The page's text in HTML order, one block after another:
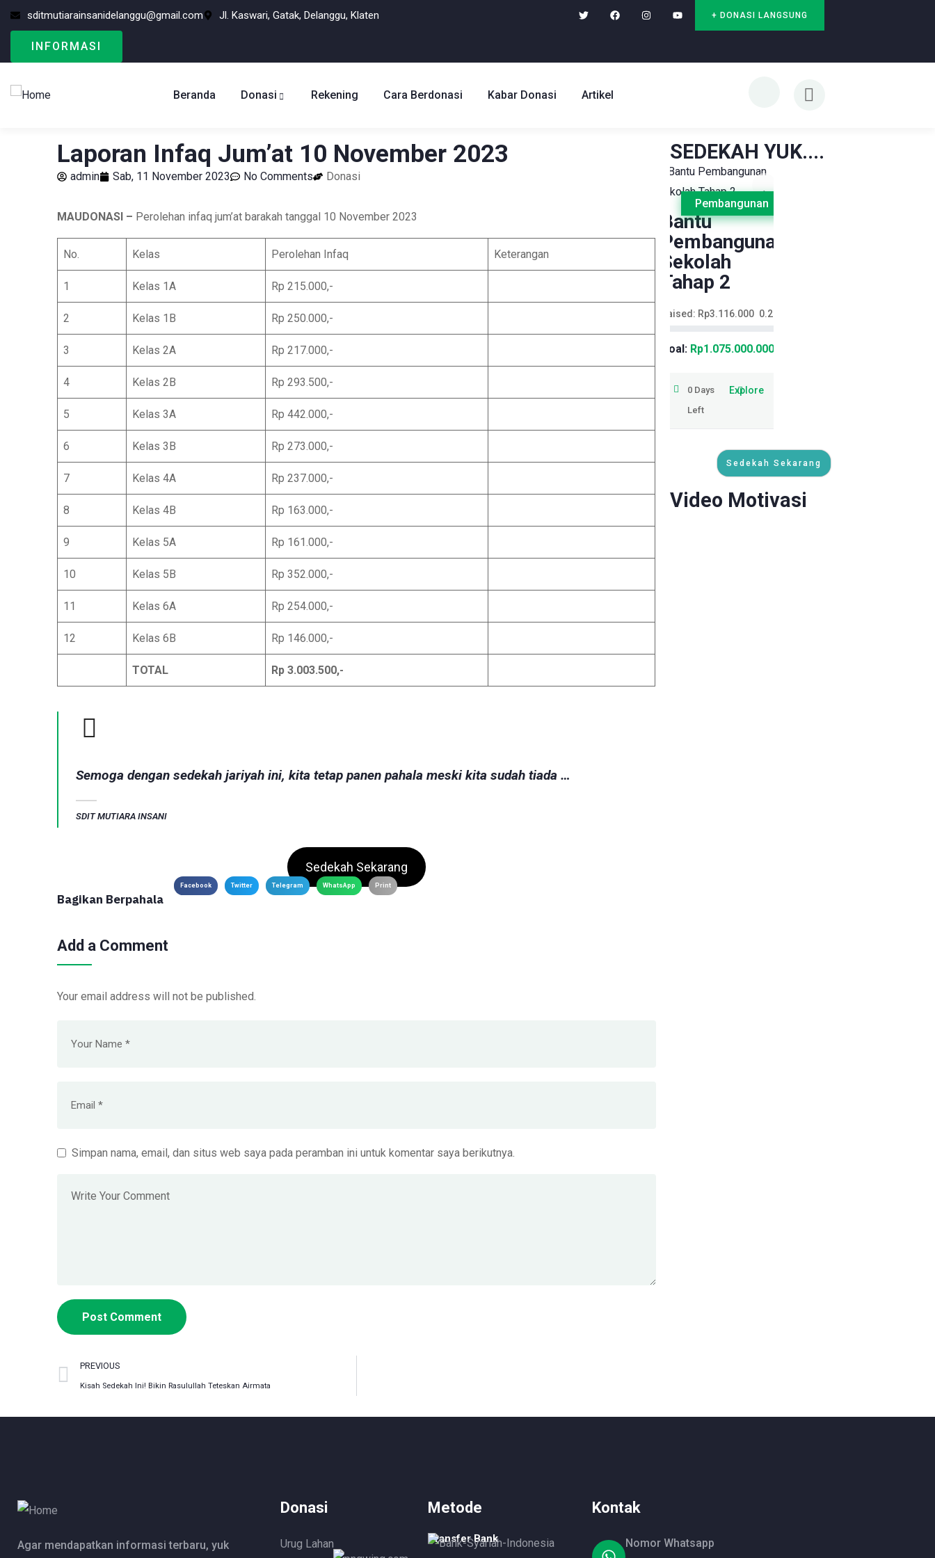
sditmutiarainsanidelanggu@gmail.com Jl. Kaswari, Gatak, Delanggu, Klaten + DONASI LANGSUNG
INFORMASI
Beranda Donasi Rekening Cara Berdonasi Kabar Donasi Artikel
Laporan Infaq Jum’at 10 November 2023
admin Sab, 11 November 2023 No Comments Donasi
MAUDONASI – Perolehan infaq jum’at barakah tanggal 10 November 2023
No. Kelas Perolehan Infaq Keterangan
1 Kelas 1A Rp 215.000,-
2 Kelas 1B Rp 250.000,-
3 Kelas 2A Rp 217.000,-
4 Kelas 2B Rp 293.500,-
5 Kelas 3A Rp 442.000,-
6 Kelas 3B Rp 273.000,-
7 Kelas 4A Rp 237.000,-
8 Kelas 4B Rp 163.000,-
9 Kelas 5A Rp 161.000,-
10 Kelas 5B Rp 352.000,-
11 Kelas 6A Rp 254.000,-
12 Kelas 6B Rp 146.000,-
TOTAL Rp 3.003.500,-
Semoga dengan sedekah jariyah ini, kita tetap panen pahala meski kita sudah tiada …
SDIT MUTIARA INSANI
Sedekah Sekarang
Bagikan Berpahala
Facebook Twitter Telegram WhatsApp Print
Add a Comment
Your email address will not be published.
Simpan nama, email, dan situs web saya pada peramban ini untuk komentar saya berikutnya.
PREVIOUS
Kisah Sedekah Ini! Bikin Rasulullah Teteskan Airmata
SEDEKAH YUK....
Pembangunan
Bantu
Pembangunan
Sekolah
Tahap 2
Raised: Rp3.116.000 0.29%
Goal: Rp1.075.000.000
0 Days
Left
Explore
Sedekah Sekarang
Video Motivasi
Agar mendapatkan informasi terbaru, yuk
Donasi
Urug Lahan
Metode
Transfer Bank
Kontak
Nomor Whatsapp